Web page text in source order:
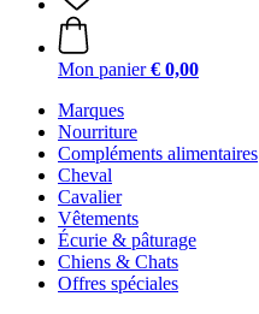
Mon panier € 0,00
Marques
Nourriture
Compléments alimentaires
Cheval
Cavalier
Vêtements
Écurie & pâturage
Chiens & Chats
Offres spéciales